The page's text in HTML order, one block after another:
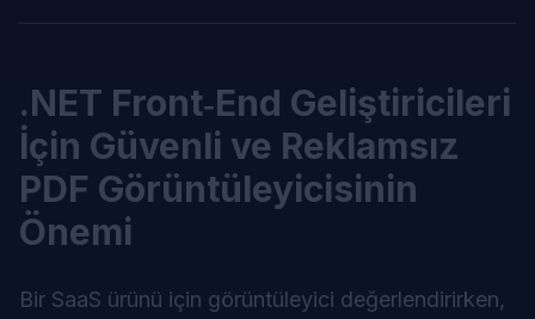
.NET Front‑End Geliştiricileri
İçin Güvenli ve Reklamsız
PDF Görüntüleyicisinin
Önemi
Bir SaaS ürünü için görüntüleyici değerlendirirken,